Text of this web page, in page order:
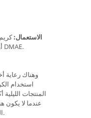
الاستعمال:
تأثير تبييض للجلد مثل فيتامين C أو DMAE.
وهناك رعاية
استخدام
المنتجات
عندما لا
النهار عادة ما تكون واقية من الشمس.